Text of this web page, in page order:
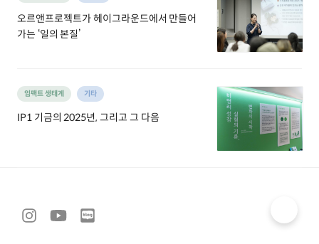
오르앤프로젝트가 헤이그라운드에서 만들어
가는 ‘일의 본질’
임팩트 생태계 기타
IP1 기금의 2025년, 그리고 그 다음